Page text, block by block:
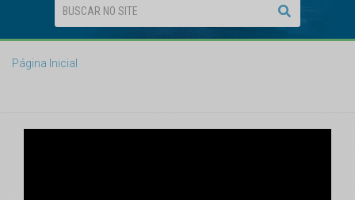
Página Inicial